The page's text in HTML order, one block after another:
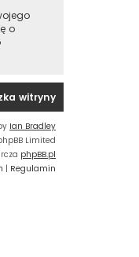
o
witryny
Ian Bradley
Limited
phpBB.pl
| Regulamin